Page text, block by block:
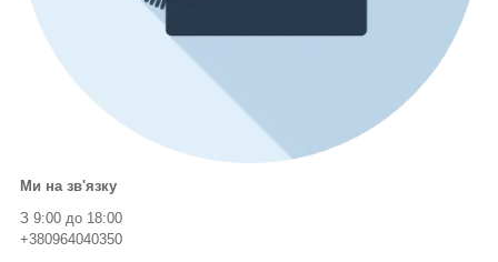
Ми на зв'язку
З 9:00 до 18:00
+380964040350